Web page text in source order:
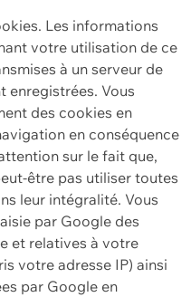
Les informations
votre utilisation de ce
à un serveur de
enregistrées. Vous
des cookies en
en conséquence
sur le fait que,
être pas utiliser toutes
leur intégralité. Vous
par Google des
et relatives à votre
votre adresse IP) ainsi
par Google en